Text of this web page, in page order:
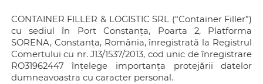
CONTAINER FILLER & LOGISTIC SRL (“Container Filler”)
cu sediul în Port Constanța, Poarta 2, Platforma
SORENA, Constanța, România, înregistrată la Registrul
Comertului cu nr. J13/1537/2013, cod unic de înregistrare
RO31962447 înțelege importanța protejării datelor
dumneavoastra cu caracter personal.